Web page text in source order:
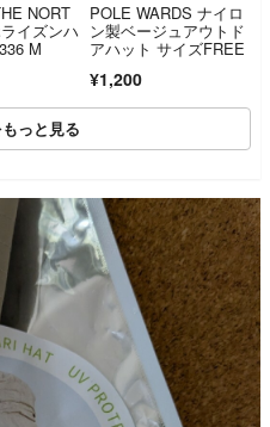
NORT
イズンハ
M
POLE WARDS ナイロ
ン製ベージュアウトド
アハット サイズFREE
¥1,200
っと見る
SOLD OUT